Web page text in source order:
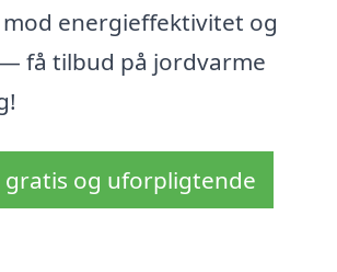
energieffektivitet og
få tilbud på jordvarme
gratis og uforpligtende